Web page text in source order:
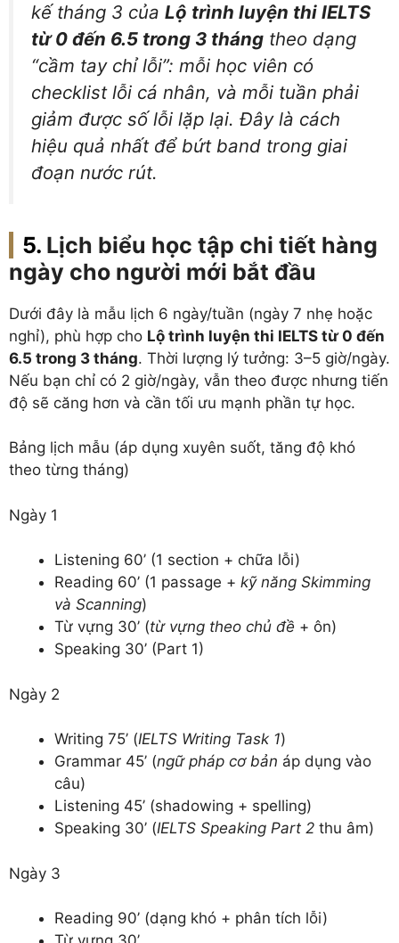
kế tháng 3 của Lộ trình luyện thi IELTS
từ 0 đến 6.5 trong 3 tháng theo dạng
“cầm tay chỉ lỗi”: mỗi học viên có
checklist lỗi cá nhân, và mỗi tuần phải
giảm được số lỗi lặp lại. Đây là cách
hiệu quả nhất để bứt band trong giai
đoạn nước rút.
Lịch biểu học tập chi tiết hàng
ngày cho người mới bắt đầu
Dưới đây là mẫu lịch 6 ngày/tuần (ngày 7 nhẹ hoặc
nghỉ), phù hợp cho Lộ trình luyện thi IELTS từ 0 đến
6.5 trong 3 tháng. Thời lượng lý tưởng: 3–5 giờ/ngày.
Nếu bạn chỉ có 2 giờ/ngày, vẫn theo được nhưng tiến
độ sẽ căng hơn và cần tối ưu mạnh phần tự học.
Bảng lịch mẫu (áp dụng xuyên suốt, tăng độ khó
theo từng tháng)
Ngày 1
Listening 60’ (1 section + chữa lỗi)
Reading 60’ (1 passage + kỹ năng Skimming
và Scanning)
Từ vựng 30’ (từ vựng theo chủ đề + ôn)
Speaking 30’ (Part 1)
Ngày 2
Writing 75’ (IELTS Writing Task 1)
Grammar 45’ (ngữ pháp cơ bản áp dụng vào
câu)
Listening 45’ (shadowing + spelling)
Speaking 30’ (IELTS Speaking Part 2 thu âm)
Ngày 3
Reading 90’ (dạng khó + phân tích lỗi)